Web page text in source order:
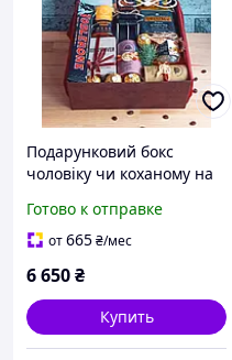
Подарунковий бокс
чоловіку чи коханому на
Готово к отправке
от665₴/мес
6 650₴
Купить